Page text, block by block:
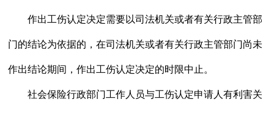
作出工伤认定决定需要以司法机关或者有关行政主管部
门的结论为依据的，在司法机关或者有关行政主管部门尚未
作出结论期间，作出工伤认定决定的时限中止。
社会保险行政部门工作人员与工伤认定申请人有利害关